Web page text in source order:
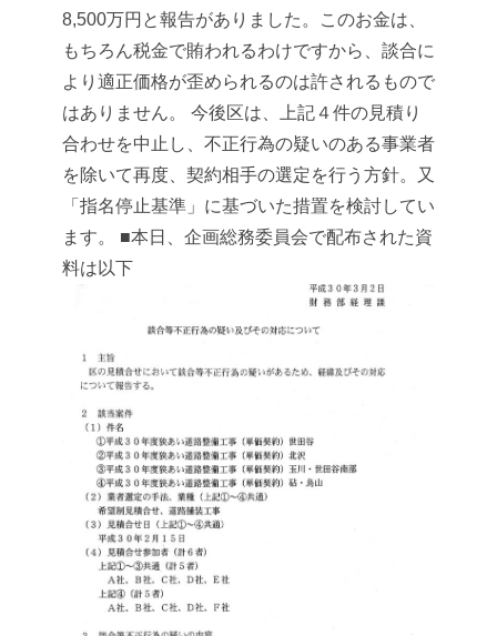
8,500万円と報告がありました。このお金は、
もちろん税金で賄われるわけですから、談合に
より適正価格が歪められるのは許されるもので
はありません。
今後区は、上記４件の見積り
合わせを中止し、不正行為の疑いのある事業者
を除いて再度、契約相手の選定を行う方針。又
「指名停止基準」に基づいた措置を検討してい
ます。
■本日、企画総務委員会で配布された資
料は以下